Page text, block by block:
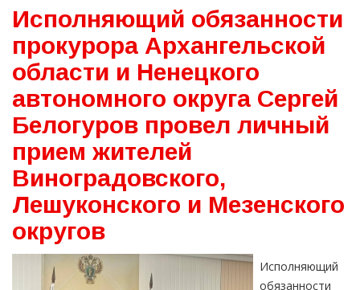
Исполняющий обязанности
прокурора Архангельской
области и Ненецкого
автономного округа Сергей
Белогуров провел личный
прием жителей
Виноградовского,
Лешуконского и Мезенского
округов
Исполняющий
обязанности